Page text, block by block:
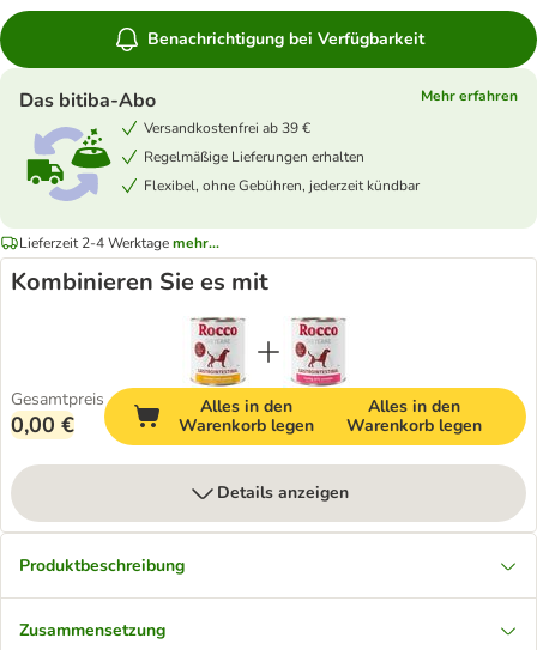
Benachrichtigung bei Verfügbarkeit
Das bitiba-Abo
Mehr erfahren
Versandkostenfrei ab 39 €
Regelmäßige Lieferungen erhalten
Flexibel, ohne Gebühren, jederzeit kündbar
Lieferzeit 2-4 Werktagemehr...
Kombinieren Sie es mit
Gesamtpreis
0,00 €
Alles in den
Warenkorb legen
Alles in den
Warenkorb legen
Details anzeigen
Produktbeschreibung
Zusammensetzung